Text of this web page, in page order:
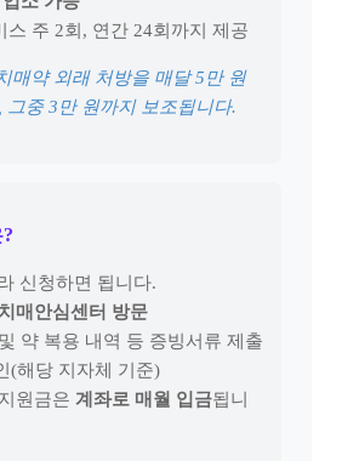
스 주 2회, 연간 24회까지 제공
매약 외래 처방을 매달 5만 원
그중 3만 원까지 보조됩니다.
신청하면 됩니다.
치매안심센터 방문
약 복용 내역 등 증빙서류 제출
(해당 지자체 기준)
원금은 계좌로 매월 입금됩니